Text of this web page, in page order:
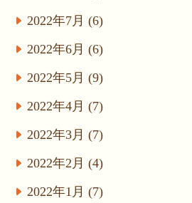
2022年7月 (6)
2022年6月 (6)
2022年5月 (9)
2022年4月 (7)
2022年3月 (7)
2022年2月 (4)
2022年1月 (7)